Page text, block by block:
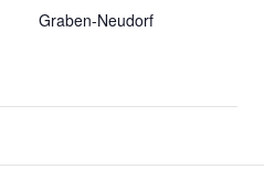
Graben-Neudorf